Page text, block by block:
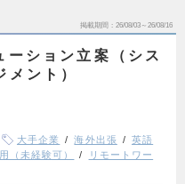
掲載期間 26/08/03～26/08/16
ーション立案（シス
ント）
大手企業 海外出張
英語
（未経験可）
リモートワー